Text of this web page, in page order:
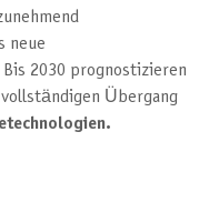
neue
2030 prognostizieren
Übergang